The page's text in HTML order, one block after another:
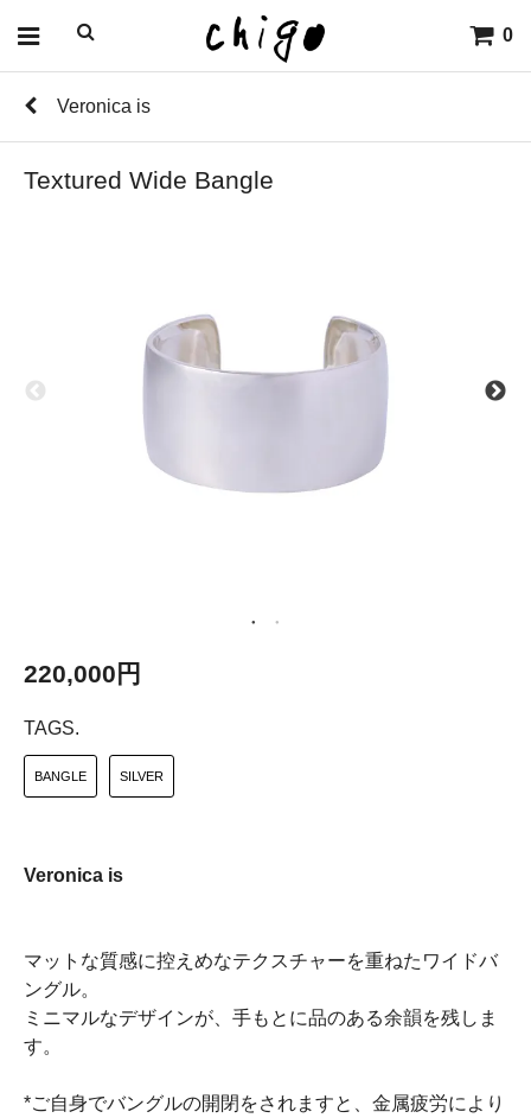
0
Veronica is
Textured Wide Bangle
220,000円
TAGS.
BANGLE SILVER
Veronica is
マットな質感に控えめなテクスチャーを重ねたワイドバ
ングル。
ミニマルなデザインが、手もとに品のある余韻を残しま
す。
*ご自身でバングルの開閉をされますと、金属疲労により